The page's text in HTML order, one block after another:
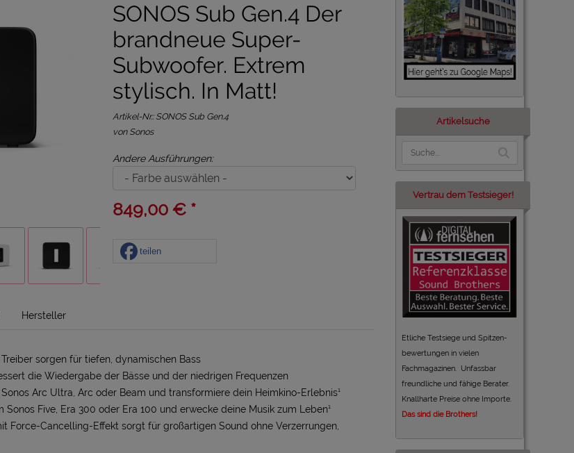
SONOS Sub Gen.4 Der
brandneue Super-
Subwoofer. Extrem
stylisch. In Matt!
Artikel-Nr.: SONOS Sub Gen.4
von Sonos
Andere Ausführungen:
849,00 € *
teilen
Hersteller
sorgen für tiefen, dynamischen Bass
die Wiedergabe der Bässe und der niedrigen Frequenzen
Arc Ultra, Arc oder Beam und transformiere dein Heimkino-Erlebnis¹
Five, Era 300 oder Era 100 und erwecke deine Musik zum Leben¹
Force-Cancelling-Effekt sorgt für großartigen Sound ohne Verzerrungen,
Artikelsuche
Vertrau dem Testsieger!
Etliche Testsiege und Spitzen-
bewertungen in vielen
Fachmagazinen. Unfassbar
freundliche und fähige Berater.
Knallharte Preise ohne Importe.
Das sind die Brothers!